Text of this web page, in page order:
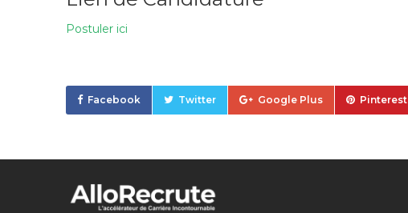
Postuler ici
Facebook Twitter Google Plus Pinterest